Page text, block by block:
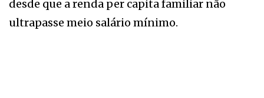
desde que a renda per capita familiar não
ultrapasse meio salário mínimo.